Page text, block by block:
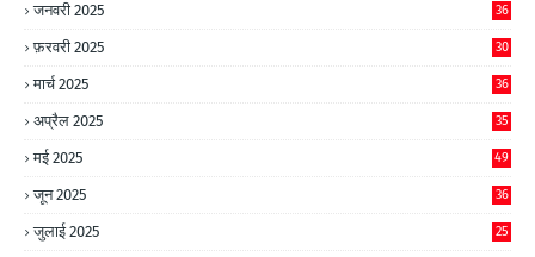
जनवरी 2025 36
फ़रवरी 2025 30
मार्च 2025 36
अप्रैल 2025 35
मई 2025 49
जून 2025 36
जुलाई 2025 25